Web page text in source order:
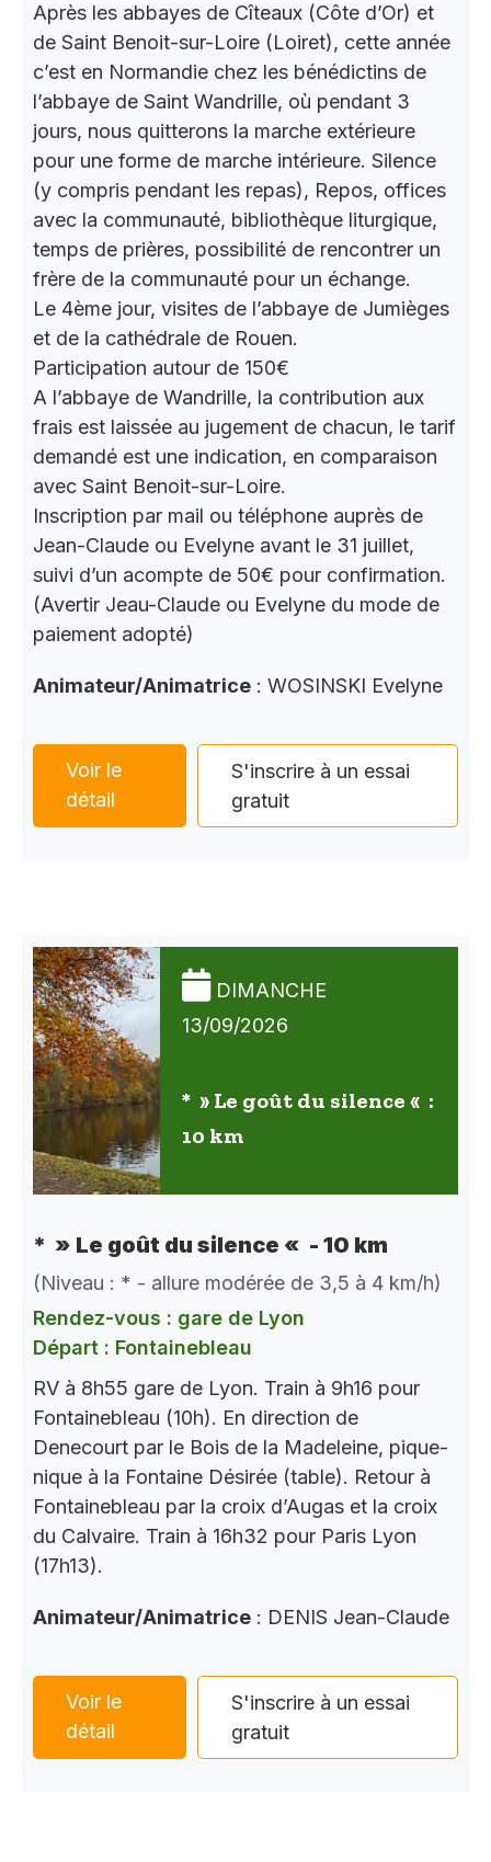
Après les abbayes de Cîteaux (Côte d’Or) et
de Saint Benoit-sur-Loire (Loiret), cette année
c’est en Normandie chez les bénédictins de
l’abbaye de Saint Wandrille, où pendant 3
jours, nous quitterons la marche extérieure
pour une forme de marche intérieure. Silence
(y compris pendant les repas), Repos, offices
avec la communauté, bibliothèque liturgique,
temps de prières, possibilité de rencontrer un
frère de la communauté pour un échange.
Le 4ème jour, visites de l’abbaye de Jumièges
et de la cathédrale de Rouen.
Participation autour de 150€
A l’abbaye de Wandrille, la contribution aux
frais est laissée au jugement de chacun, le tarif
demandé est une indication, en comparaison
avec Saint Benoit-sur-Loire.
Inscription par mail ou téléphone auprès de
Jean-Claude ou Evelyne avant le 31 juillet,
suivi d’un acompte de 50€ pour confirmation.
(Avertir Jeau-Claude ou Evelyne du mode de
paiement adopté)
Animateur/Animatrice : WOSINSKI Evelyne
Voir le
détail
S'inscrire à un essai
gratuit
DIMANCHE
13/09/2026
* » Le goût du silence « :
10 km
* » Le goût du silence « - 10 km
(Niveau : * - allure modérée de 3,5 à 4 km/h)
Rendez-vous : gare de Lyon
Départ : Fontainebleau
RV à 8h55 gare de Lyon. Train à 9h16 pour
Fontainebleau (10h). En direction de
Denecourt par le Bois de la Madeleine, pique-
nique à la Fontaine Désirée (table). Retour à
Fontainebleau par la croix d’Augas et la croix
du Calvaire. Train à 16h32 pour Paris Lyon
(17h13).
Animateur/Animatrice : DENIS Jean-Claude
Voir le
détail
S'inscrire à un essai
gratuit